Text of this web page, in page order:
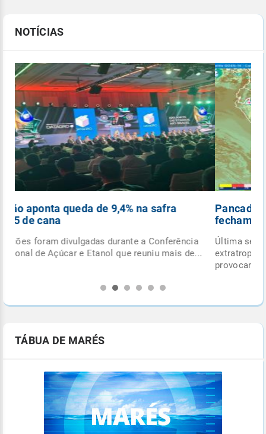
NOTÍCIAS
Pancadas de chuva e ciclone extratropical
fecham outubro
Última semana do mês terá formação de ciclone
extratropical e de frente fria, com potencial para
TÁBUA DE MARÉS